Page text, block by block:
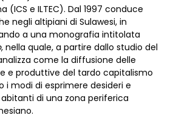
(ICS e ILTEC). Dal 1997 conduce
negli altipiani di Sulawesi, in
a una monografia intitolata
, nella quale, a partire dallo studio del
come la diffusione delle
e produttive del tardo capitalismo
i modi di esprimere desideri e
di una zona periferica